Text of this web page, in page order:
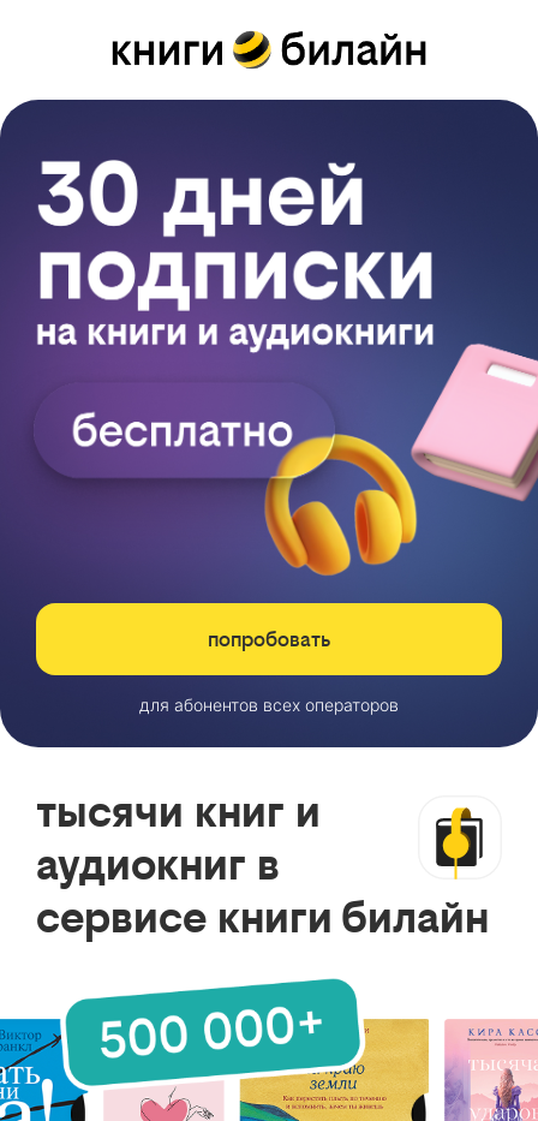
попробовать
для абонентов всех операторов
тысячи книг и
аудиокниг в
сервисе книги билайн